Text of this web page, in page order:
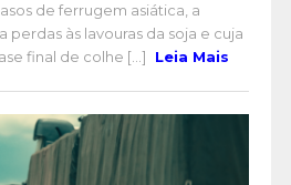
de ferrugem asiática, a
perdas às lavouras da soja e cuja
final de colhe [...]
Leia Mais